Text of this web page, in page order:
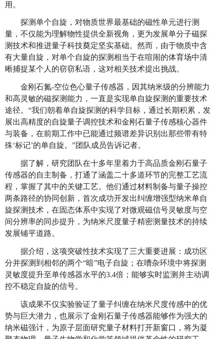
在微观世界中，电子的“自旋”是其基本属性
一个个微小的磁针。材料的许多宏观特性，如磁
超导体的零电阻，都源于这些微观“磁针”的排列
用。
量，不仅能为理解物性提供全新视角，更为发展
测技术和推进量子科技奠定坚实基础。然而，由
有大量自旋，对单个自旋的探测相当于在喧闹的
晰捕捉某个人的窃窃私语，这对相关技术提出挑
金刚石氮-空位色心量子传感器，因其纳米级
和高灵敏的磁探测能力，一直是实现单自旋探测
途径。“我们朝着单自旋探测的科学目标，通过长
展出高精度的自旋量子调控技术和金刚石量子传
与装备，在前期工作中已能通过频谱差异识别出
殊‘标记’的单自旋。”团队成员告诉记者。
据了解，研究团队在十多年里着力于高品质